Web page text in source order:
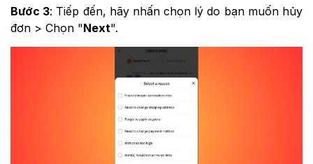
Bước 3: Tiếp đến, hãy nhấn chọn lý do bạn muốn hủy
đơn > Chọn "Next".